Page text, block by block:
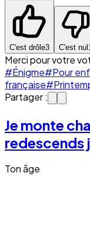
C'est drôle3 C'est nul
Merci pour votre
#Énigme#Pour
française
Partager :
Je monte
redescends
Ton âge